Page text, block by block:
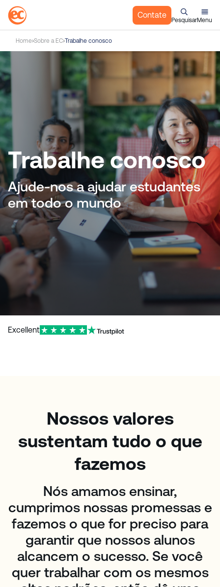
p
a
a
c
n
t
e
ú
d
o
Contate
PesquisarMenu
Home Sobre a EC Trabalhe conosco
Trabalhe conosco
Ajude-nos a ajudar estudantes
em todo o mundo
Excellent
Nossos valores
sustentam tudo o que
fazemos
Nós amamos ensinar,
cumprimos nossas promessas e
fazemos o que for preciso para
garantir que nossos alunos
alcancem o sucesso. Se você
quer trabalhar com os mesmos